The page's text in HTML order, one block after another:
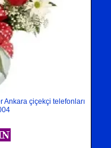
Ankara çiçekçi telefonları